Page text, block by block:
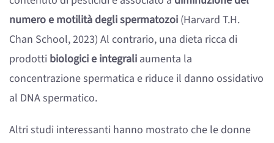
numero e motilità degli spermatozoi (Harvard T.H.
Chan School, 2023) Al contrario, una dieta ricca di
prodotti biologici e integrali aumenta la
concentrazione spermatica e riduce il danno ossidativo
al DNA spermatico.
Altri studi interessanti hanno mostrato che le donne